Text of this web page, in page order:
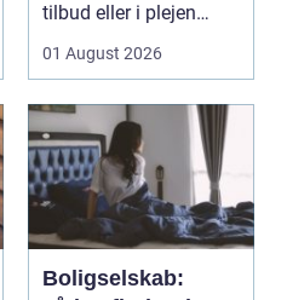
tilbud eller i plejen
pludselig ænd...
01 August 2026
Boligselskab: